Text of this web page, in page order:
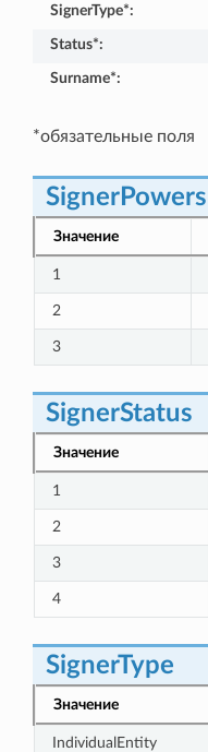
SignerType*:
Status*:
Surname*:
*обязательные поля
SignerPowers
Значение
1
2
3
SignerStatus
Значение
1
2
3
4
SignerType
Значение
IndividualEntity